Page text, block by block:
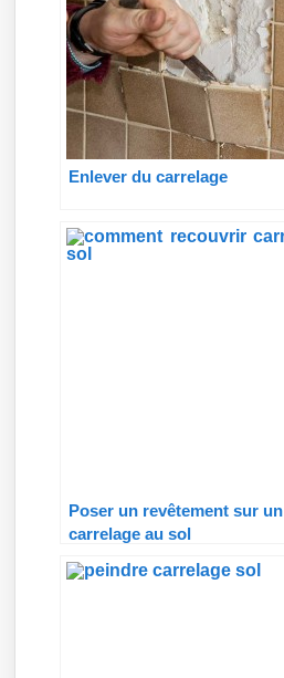
Enlever du carrelage
Poser un revêtement sur un
carrelage au sol